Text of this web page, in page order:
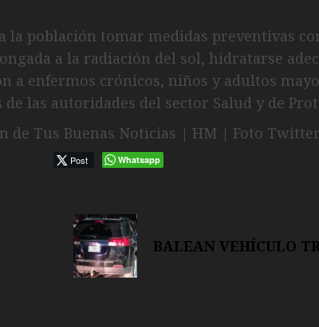
la población tomar medidas preventivas
a la radiación del sol, hidratarse
a enfermos crónicos, niños y adultos
las autoridades del sector Salud y de
de Tus Buenas Noticias | HM | Foto
Post Whatsapp
BALEAN VEHÍCULO